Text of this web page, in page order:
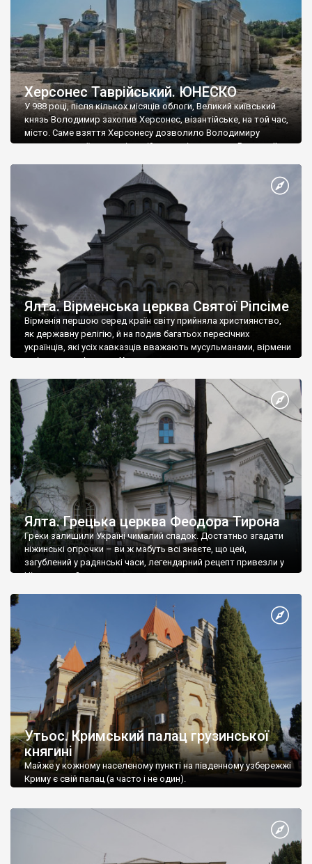
Херсонес Таврійський. ЮНЕСКО
У 988 році, після кількох місяців облоги, Великий київський
князь Володимир захопив Херсонес, візантійське, на той час,
місто. Саме взяття Херсонесу дозволило Володимиру
диктувати свої умови візантійському імператору Василю ІІ, та
Херсонесі Володимир-язичник, став Василем-християнином.
А потім було Хрещення Русі. На честь Херсонесу Таврійського
Ялта. Вірменська церква Святої Ріпсіме
Вірменія першою серед країн світу прийняла християнство,
як державну релігію, й на подив багатьох пересічних
українців, які усіх кавказців вважають мусульманами, вірмени
є відданими вірянами Христа
Ялта. Грецька церква Феодора Тирона
Греки залишили Україні чималий спадок. Достатньо згадати
ніжинські огірочки – ви ж мабуть всі знаєте, що цей,
загублений у радянські часи, легендарний рецепт привезли у
Ніжин греки?
Утьос. Кримський палац грузинської
княгині
Майже у кожному населеному пункті на південному узбережжі
Криму є свій палац (а часто і не один).